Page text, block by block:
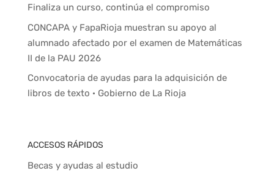
Finaliza un curso, continúa el compromiso
CONCAPA y FapaRioja muestran su apoyo al
alumnado afectado por el examen de Matemáticas
II de la PAU 2026
Convocatoria de ayudas para la adquisición de
libros de texto · Gobierno de La Rioja
ACCESOS RÁPIDOS
Becas y ayudas al estudio